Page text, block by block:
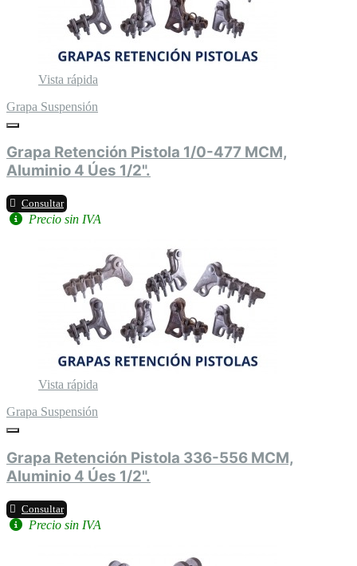
Vista rápida
Grapa Suspensión
Grapa Retención Pistola 1/0-477 MCM,
Aluminio 4 Úes 1/2".
Consultar
Precio sin IVA
Vista rápida
Grapa Suspensión
Grapa Retención Pistola 336-556 MCM,
Aluminio 4 Úes 1/2".
Consultar
Precio sin IVA